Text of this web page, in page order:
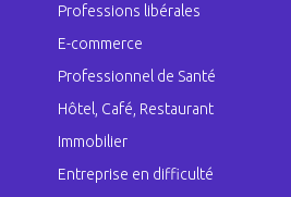
Professions libérales
E-commerce
Professionnel de Santé
Hôtel, Café, Restaurant
Immobilier
Entreprise en difficulté